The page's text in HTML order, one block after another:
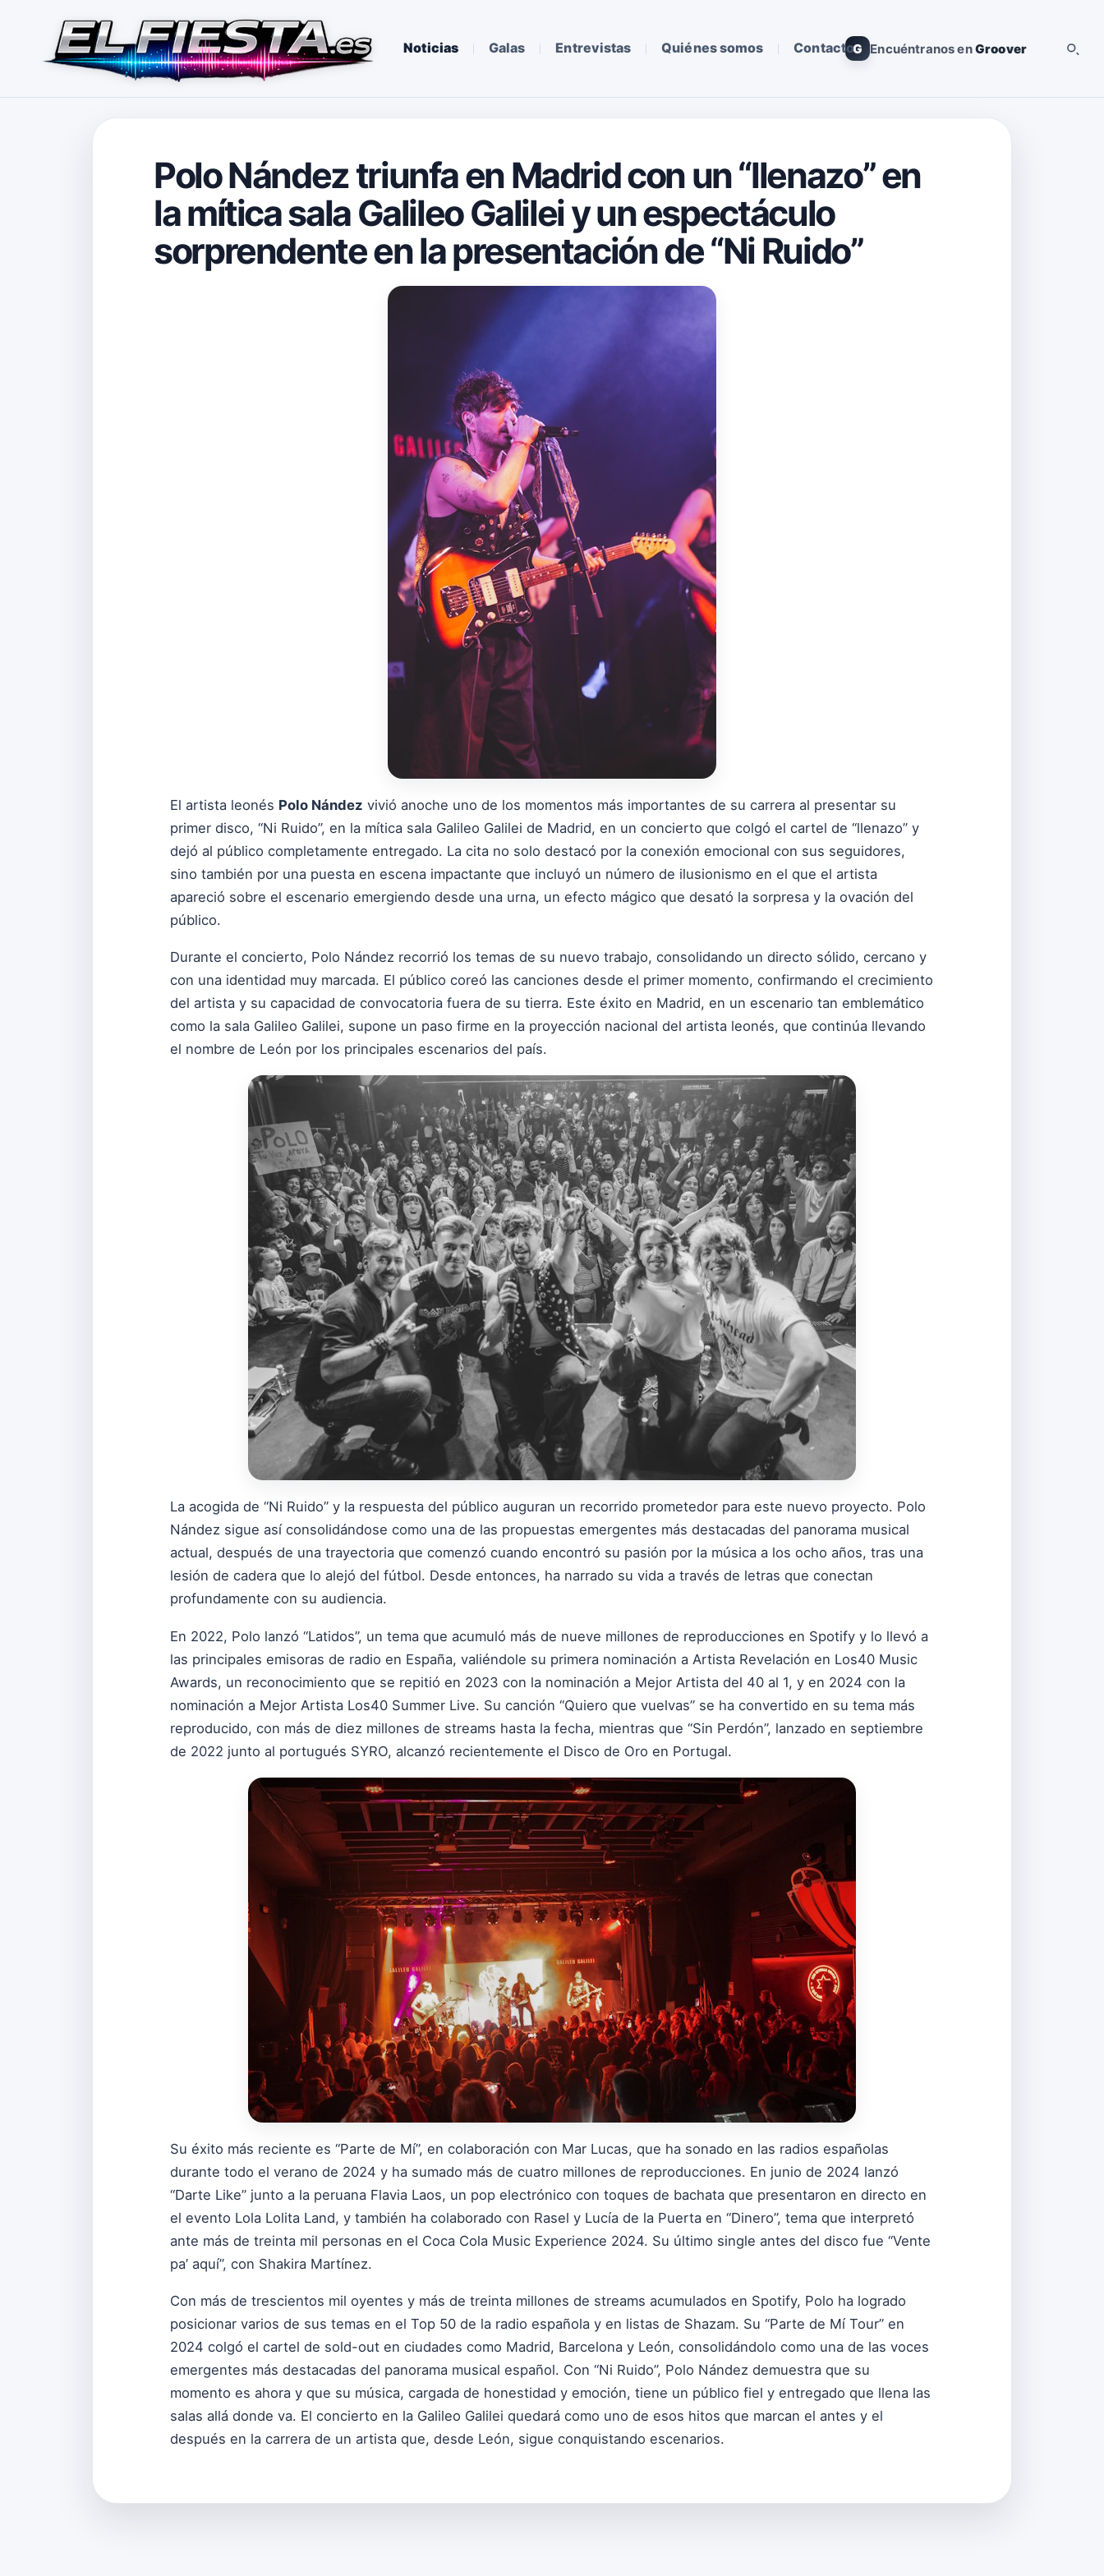
Noticias Galas Entrevistas Quiénes somos ContactoG Encuéntranos enGroover
Polo Nández triunfa en Madrid con un “llenazo” en
la mítica sala Galileo Galilei y un espectáculo
sorprendente en la presentación de “Ni Ruido”
El artista leonés Polo Nández vivió anoche uno de los momentos más importantes de su carrera al presentar su
primer disco, “Ni Ruido”, en la mítica sala Galileo Galilei de Madrid, en un concierto que colgó el cartel de “llenazo” y
dejó al público completamente entregado. La cita no solo destacó por la conexión emocional con sus seguidores,
sino también por una puesta en escena impactante que incluyó un número de ilusionismo en el que el artista
apareció sobre el escenario emergiendo desde una urna, un efecto mágico que desató la sorpresa y la ovación del
público.
Durante el concierto, Polo Nández recorrió los temas de su nuevo trabajo, consolidando un directo sólido, cercano y
con una identidad muy marcada. El público coreó las canciones desde el primer momento, confirmando el crecimiento
del artista y su capacidad de convocatoria fuera de su tierra. Este éxito en Madrid, en un escenario tan emblemático
como la sala Galileo Galilei, supone un paso firme en la proyección nacional del artista leonés, que continúa llevando
el nombre de León por los principales escenarios del país.
La acogida de “Ni Ruido” y la respuesta del público auguran un recorrido prometedor para este nuevo proyecto. Polo
Nández sigue así consolidándose como una de las propuestas emergentes más destacadas del panorama musical
actual, después de una trayectoria que comenzó cuando encontró su pasión por la música a los ocho años, tras una
lesión de cadera que lo alejó del fútbol. Desde entonces, ha narrado su vida a través de letras que conectan
profundamente con su audiencia.
En 2022, Polo lanzó “Latidos”, un tema que acumuló más de nueve millones de reproducciones en Spotify y lo llevó a
las principales emisoras de radio en España, valiéndole su primera nominación a Artista Revelación en Los40 Music
Awards, un reconocimiento que se repitió en 2023 con la nominación a Mejor Artista del 40 al 1, y en 2024 con la
nominación a Mejor Artista Los40 Summer Live. Su canción “Quiero que vuelvas” se ha convertido en su tema más
reproducido, con más de diez millones de streams hasta la fecha, mientras que “Sin Perdón”, lanzado en septiembre
de 2022 junto al portugués SYRO, alcanzó recientemente el Disco de Oro en Portugal.
Su éxito más reciente es “Parte de Mí”, en colaboración con Mar Lucas, que ha sonado en las radios españolas
durante todo el verano de 2024 y ha sumado más de cuatro millones de reproducciones. En junio de 2024 lanzó
“Darte Like” junto a la peruana Flavia Laos, un pop electrónico con toques de bachata que presentaron en directo en
el evento Lola Lolita Land, y también ha colaborado con Rasel y Lucía de la Puerta en “Dinero”, tema que interpretó
ante más de treinta mil personas en el Coca Cola Music Experience 2024. Su último single antes del disco fue “Vente
pa’ aquí”, con Shakira Martínez.
Con más de trescientos mil oyentes y más de treinta millones de streams acumulados en Spotify, Polo ha logrado
posicionar varios de sus temas en el Top 50 de la radio española y en listas de Shazam. Su “Parte de Mí Tour” en
2024 colgó el cartel de sold-out en ciudades como Madrid, Barcelona y León, consolidándolo como una de las voces
emergentes más destacadas del panorama musical español. Con “Ni Ruido”, Polo Nández demuestra que su
momento es ahora y que su música, cargada de honestidad y emoción, tiene un público fiel y entregado que llena las
salas allá donde va. El concierto en la Galileo Galilei quedará como uno de esos hitos que marcan el antes y el
después en la carrera de un artista que, desde León, sigue conquistando escenarios.